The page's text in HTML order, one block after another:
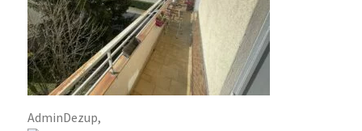
AdminDezup,